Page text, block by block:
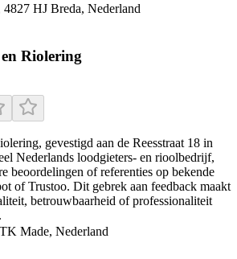
4827 HJ Breda, Nederland
Riolering
gevestigd aan de Reesstraat 18 in
Nederlands loodgieters- en rioolbedrijf,
beoordelingen of referenties op bekende
of Trustoo. Dit gebrek aan feedback maakt
betrouwbaarheid of professionaliteit
Made, Nederland